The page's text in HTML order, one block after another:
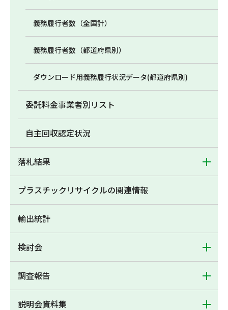
義務履行者数（全国計）
義務履行者数（都道府県別）
ダウンロード用義務履行状況データ(都道府県別)
委託料金事業者別リスト
自主回収認定状況
落札結果
プラスチックリサイクルの関連情報
輸出統計
検討会
調査報告
説明会資料集